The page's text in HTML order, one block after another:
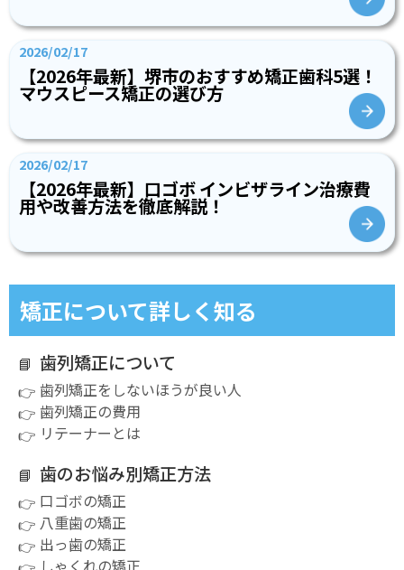
2026/02/17
【2026年最新】堺市のおすすめ矯正歯科5選！
マウスピース矯正の選び方
2026/02/17
【2026年最新】口ゴボ インビザライン治療費
用や改善方法を徹底解説！
矯正について詳しく知る
歯列矯正について
歯列矯正をしないほうが良い人
歯列矯正の費用
リテーナーとは
歯のお悩み別矯正方法
口ゴボの矯正
八重歯の矯正
出っ歯の矯正
しゃくれの矯正